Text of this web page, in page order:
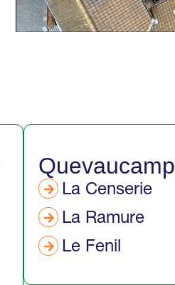
La Censerie
La Ramure
Le Fenil